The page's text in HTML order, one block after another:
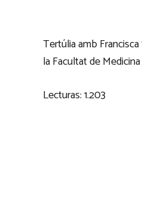
Tertúlia amb
la Facultat de
Lecturas:1.203